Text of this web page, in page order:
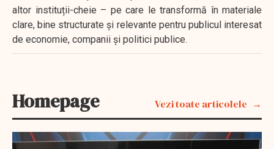
altor instituții-cheie – pe care le transformă în materiale
clare, bine structurate și relevante pentru publicul interesat
de economie, companii și politici publice.
Homepage Vezi toate articolele
EXCLUSIV